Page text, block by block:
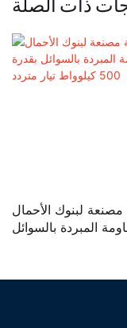
لبنوك الأحمال
المبردة بالسوائل